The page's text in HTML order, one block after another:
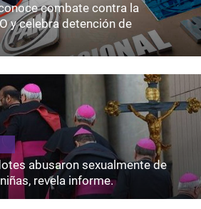
combate contra la
y celebra detención de
abusaron sexualmente de
revela informe.